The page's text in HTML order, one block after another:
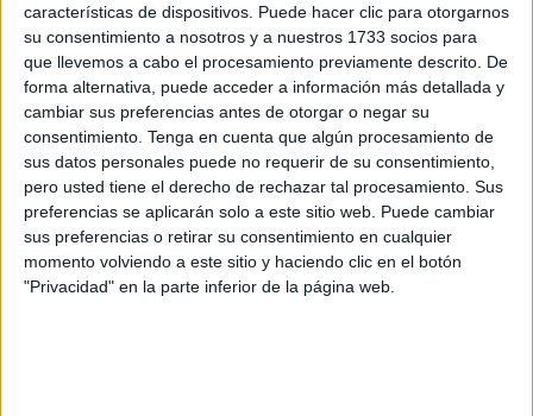
características de dispositivos. Puede hacer clic para otorgarnos
su consentimiento a nosotros y a nuestros 1733 socios para
que llevemos a cabo el procesamiento previamente descrito. De
forma alternativa, puede acceder a información más detallada y
cambiar sus preferencias antes de otorgar o negar su
consentimiento. Tenga en cuenta que algún procesamiento de
sus datos personales puede no requerir de su consentimiento,
pero usted tiene el derecho de rechazar tal procesamiento. Sus
preferencias se aplicarán solo a este sitio web. Puede cambiar
sus preferencias o retirar su consentimiento en cualquier
momento volviendo a este sitio y haciendo clic en el botón
"Privacidad" en la parte inferior de la página web.
La elección de uno u otro depende del tamaño y tupo del
animal. En general la mejor forma de llevar mascotas, si
éstas son pequeñas, es en su transportín en el suelo del
vehículo. Si la mascota es grande, lo mejor es colocar el
transportín en el maletero en posición transversal a la
dirección de la marcha. Preferible en este caso, para
mayor seguridad, combinar este sistema con la rejilla
divisoria.
En cualquier caso, utilice siempre un sistema de sujeción